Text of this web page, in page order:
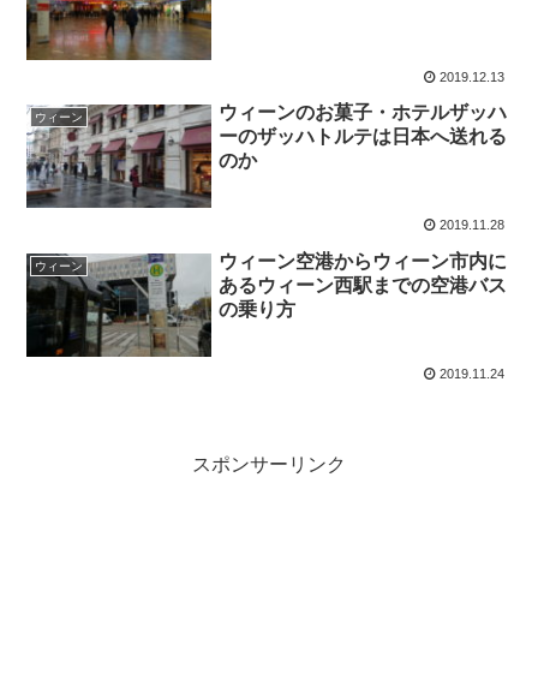
2019.12.13
ウィーン
ウィーンのお菓子・ホテルザッハ
ーのザッハトルテは日本へ送れる
のか
2019.11.28
ウィーン
ウィーン空港からウィーン市内に
あるウィーン西駅までの空港バス
の乗り方
2019.11.24
スポンサーリンク